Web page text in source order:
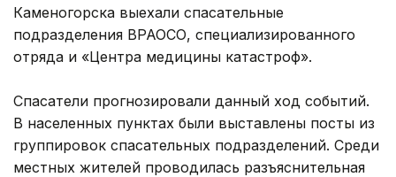
Каменогорска выехали спасательные
подразделения ВРАОСО, специализированного
отряда и «Центра медицины катастроф».
Спасатели прогнозировали данный ход событий.
В населенных пунктах были выставлены посты из
группировок спасательных подразделений. Среди
местных жителей проводилась разъяснительная